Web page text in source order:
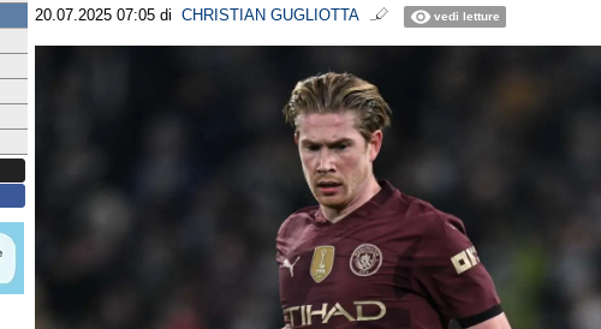
20.07.2025 07:05 di CHRISTIAN GUGLIOTTA vedi letture